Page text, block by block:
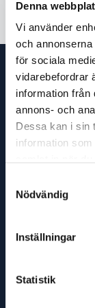
Denna
Vi använder
och
för sociala
vidarebefordrar
information från
annons- och
Dessa kan i sin
information
Nödvändig
Inställningar
Statistik